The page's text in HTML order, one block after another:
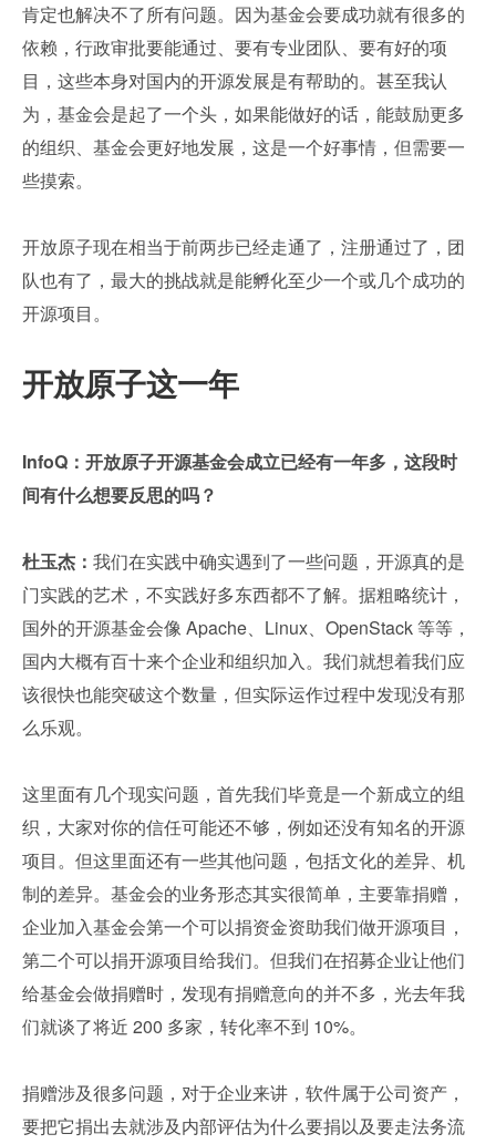
肯定也解决不了所有问题。因为基金会要成功就有很多的
依赖，行政审批要能通过、要有专业团队、要有好的项
目，这些本身对国内的开源发展是有帮助的。甚至我认
为，基金会是起了一个头，如果能做好的话，能鼓励更多
的组织、基金会更好地发展，这是一个好事情，但需要一
些摸索。
开放原子现在相当于前两步已经走通了，注册通过了，团
队也有了，最大的挑战就是能孵化至少一个或几个成功的
开源项目。
开放原子这一年
InfoQ：开放原子开源基金会成立已经有一年多，这段时
间有什么想要反思的吗？
杜玉杰： 我们在实践中确实遇到了一些问题，开源真的是
门实践的艺术，不实践好多东西都不了解。据粗略统计，
国外的开源基金会像 Apache、Linux、OpenStack 等等，
国内大概有百十来个企业和组织加入。我们就想着我们应
该很快也能突破这个数量，但实际运作过程中发现没有那
么乐观。
这里面有几个现实问题，首先我们毕竟是一个新成立的组
织，大家对你的信任可能还不够，例如还没有知名的开源
项目。但这里面还有一些其他问题，包括文化的差异、机
制的差异。基金会的业务形态其实很简单，主要靠捐赠，
企业加入基金会第一个可以捐资金资助我们做开源项目，
第二个可以捐开源项目给我们。但我们在招募企业让他们
给基金会做捐赠时，发现有捐赠意向的并不多，光去年我
们就谈了将近 200 多家，转化率不到 10%。
捐赠涉及很多问题，对于企业来讲，软件属于公司资产，
要把它捐出去就涉及内部评估为什么要捐以及要走法务流